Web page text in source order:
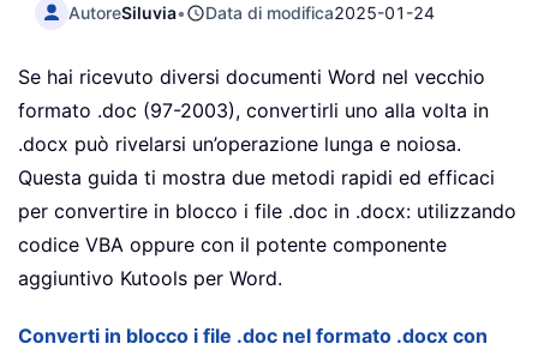
AutoreSiluvia• Data di modifica2025-01-24
Se hai ricevuto diversi documenti Word nel vecchio
formato .doc (97-2003), convertirli uno alla volta in
.docx può rivelarsi un’operazione lunga e noiosa.
Questa guida ti mostra due metodi rapidi ed efficaci
per convertire in blocco i file .doc in .docx: utilizzando
codice VBA oppure con il potente componente
aggiuntivo Kutools per Word.
Converti in blocco i file .doc nel formato .docx con